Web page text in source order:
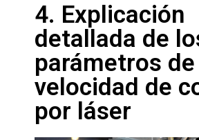
4. Explicación
detallada de
parámetros de
velocidad de
por láser